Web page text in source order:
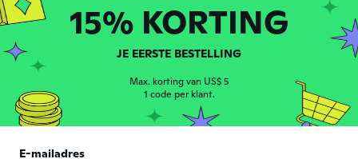
R Renatas
ongeveer 7 jaar geleden
A
Lid geworden van
15% KORTING
JE EERSTE BESTELLING
Max. korting van US$ 5
1 code per klant.
E-mailadres